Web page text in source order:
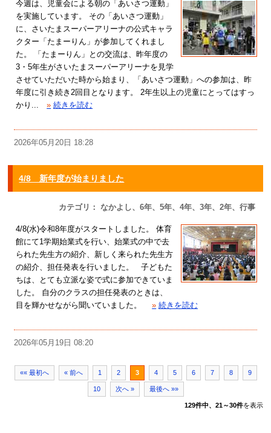
今週は、児童会による朝の「あいさつ運動」
を実施しています。 その「あいさつ運動」
に、さいたまスーパーアリーナの公式キャラ
クター「たまーりん」が参加してくれまし
た。 「たまーりん」との交流は、昨年度の
3・5年生がさいたまスーパーアリーナを見学
させていただいた時から始まり、「あいさつ運動」への参加は、昨
年度に引き続き2回目となります。 2年生以上の児童にとってはすっ
かり...
» 続きを読む
2026年05月20日 18:28
4/8 新年度が始まりました
カテゴリ： なかよし、6年、5年、4年、3年、2年、行事
4/8(水)令和8年度がスタートしました。 体育
館にて1学期始業式を行い、始業式の中で去
られた先生方の紹介、新しく来られた先生方
の紹介、担任発表を行いました。 子どもた
ちは、とても立派な姿で式に参加できていま
した。 自分のクラスの担任発表のときは、
目を輝かせながら聞いていました。
» 続きを読む
2026年05月19日 08:20
«« 最初へ « 前へ 1 2 3 4 5 6 7 8 9
10 次へ » 最後へ »»
129件中、21～30件を表示